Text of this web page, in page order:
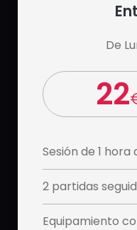
De
22
Sesión de 1 hora
2 partidas
Equipamiento